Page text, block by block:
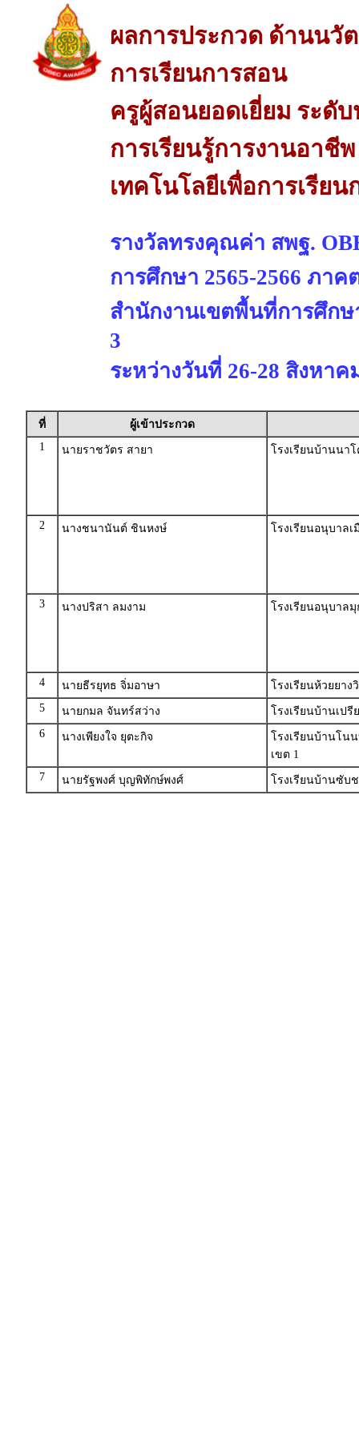
ผลการประกวด ด้านนวั
การเรียนการสอน
ครูผู้สอนยอดเยี่ยม ระดั
การเรียนรู้การงานอาชี
เทคโนโลยีเพื่อการเรีย
รางวัลทรงคุณค่า สพฐ.
การศึกษา 2565-2566 ภาค
สำนักงานเขตพื้นที่การศึก
3
ระหว่างวันที่ 26-28 สิงหาค
ที่
ผู้เข้าประกวด
1
นายราชวัตร สายา โรงเรียนบ้านนา
2 นางชนานันต์ ชินหงษ์ โรงเรียนอนุบาล
3 นางปริสา ลมงาม โรงเรียนอนุบาล
4 นายธีรยุทธ จิ่มอาษา
โรงเรียนห้วยยา
5
นายกมล จันทร์สว่าง
โรงเรียนบ้านเป
6
นางเพียงใจ ยุตะกิจ
โรงเรียนบ้านโน
เขต 1
7
นายรัฐพงศ์ บุญพิทักษ์พงศ์ โรงเรียนบ้านซับ